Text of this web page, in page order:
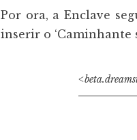
Por ora, a Enclave
inserir o ‘Caminhante